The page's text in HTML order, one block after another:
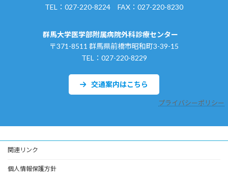
TEL：027-220-8224 FAX：027-220-8230
群馬大学医学部附属病院外科診療センター
〒371-8511 群馬県前橋市昭和町3-39-15
TEL：027-220-8229
交通案内はこちら
プライバシーポリシー
関連リンク
個人情報保護方針